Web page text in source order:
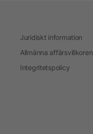
Juridiskt information
Allmänna affärsvillkoren
Integritetspolicy